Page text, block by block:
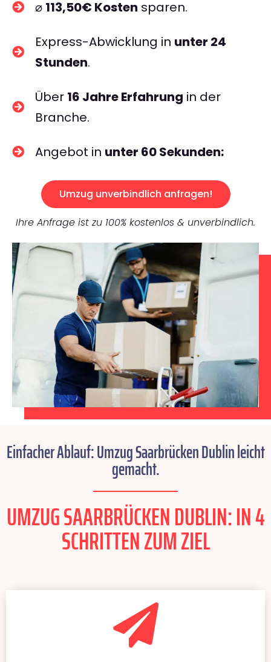
⌀ 113,50€ Kosten sparen.
Express-Abwicklung in unter 24
Stunden.
Über 16 Jahre Erfahrung in der
Branche.
Angebot in unter 60 Sekunden:
Umzug unverbindlich anfragen!
Ihre Anfrage ist zu 100% kostenlos & unverbindlich.
Einfacher Ablauf: Umzug Saarbrücken Dublin leicht
gemacht.
UMZUG SAARBRÜCKEN DUBLIN: IN 4
SCHRITTEN ZUM ZIEL